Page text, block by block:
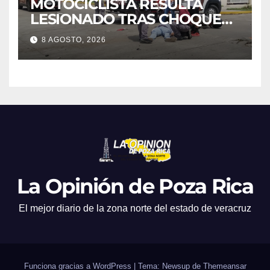
MOTOCICLISTA RESULTA
LESIONADO TRAS CHOQUE
EN LA 27 DE SEPTIEMBRE
8 AGOSTO, 2026
La Opinión de Poza Rica
El mejor diario de la zona norte del estado de veracruz
Funciona gracias a WordPress | Tema: Newsup de Themeansar